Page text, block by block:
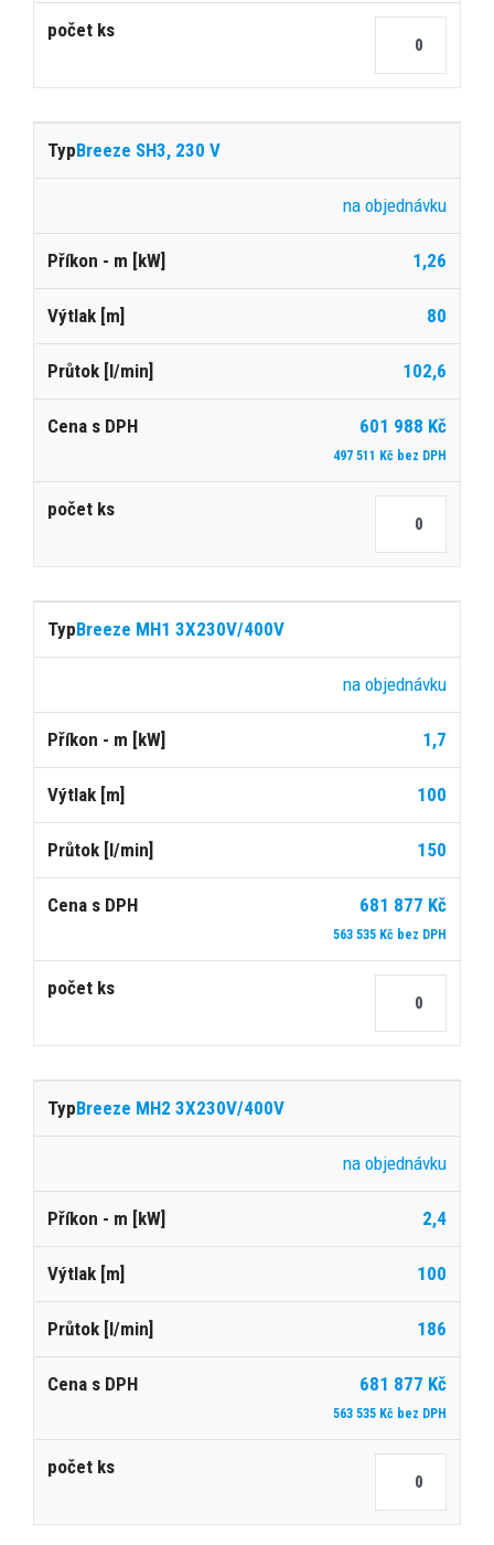
Breeze SH3, 230 V
na objednávku
1,26
80
102,6
601 988 Kč
497 511 Kč bez DPH
Breeze MH1 3X230V/400V
na objednávku
1,7
100
150
681 877 Kč
563 535 Kč bez DPH
Breeze MH2 3X230V/400V
na objednávku
2,4
100
186
681 877 Kč
563 535 Kč bez DPH